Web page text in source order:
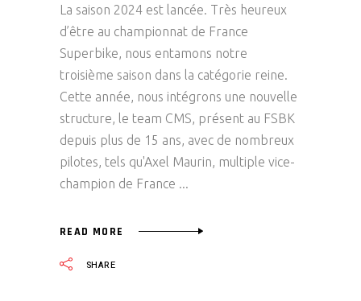
La saison 2024 est lancée. Très heureux
d’être au championnat de France
Superbike, nous entamons notre
troisième saison dans la catégorie reine.
Cette année, nous intégrons une nouvelle
structure, le team CMS, présent au FSBK
depuis plus de 15 ans, avec de nombreux
pilotes, tels qu'Axel Maurin, multiple vice-
champion de France
READ MORE
SHARE